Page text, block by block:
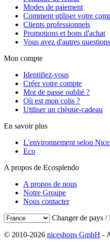
Modes de paiement
Comment utiliser votre
Clients professionnels
Promotions et bons d'achat
Vous avez d'autres
Mon compte
Identifiez-vous
Créer votre compte
Mot de passe oublié ?
Où est mon colis ?
Utiliser un chèque-cadeau
En savoir plus
L'environnement selon
Eco
A propos de Ecosplendo
A propos de nous
Notre Groupe
Nous contacter
Changer de pays /
© 2010-2026 niceshops GmbH -